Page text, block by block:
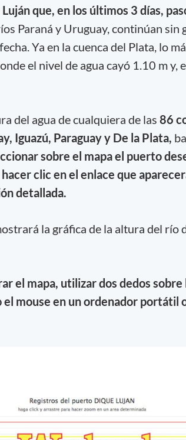
que, en los últimos 3 días,
Paraná y Uruguay, continúan sin
Ya en la cuenca del Plata, lo
el nivel de agua cayó 1.10 m y,
del agua de cualquiera de las 86
Iguazú, Paraguay y De la Plata,
sobre el mapa el puerto
clic en el enlace que
detallada.
la gráfica de la altura del río
el mapa, utilizar dos dedos sobre
mouse en un ordenador portátil